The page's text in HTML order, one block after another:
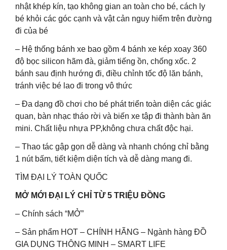
nhật khép kín, tạo không gian an toàn cho bé, cách ly
bé khỏi các góc cạnh và vật cản nguy hiểm trên đường
đi của bé
– Hệ thống bánh xe bao gồm 4 bánh xe kép xoay 360
độ bọc silicon hãm đà, giảm tiếng ồn, chống xốc. 2
bánh sau định hướng đi, điều chỉnh tốc độ lăn bánh,
tránh việc bé lao đi trong vô thức
– Đa dạng đồ chơi cho bé phát triển toàn diện các giác
quan, bàn nhạc tháo rời và biến xe tập đi thành bàn ăn
mini. Chất liệu nhựa PP,không chưa chất độc hại.
– Thao tác gập gọn dễ dàng và nhanh chóng chỉ bằng
1 nút bấm, tiết kiệm diện tích và dễ dàng mang đi.
TÌM ĐẠI LÝ TOÀN QUỐC
MỞ MỚI ĐẠI LÝ CHỈ TỪ 5 TRIỆU ĐỒNG
– Chính sách “MỞ”
– Sản phẩm HOT – CHÍNH HÃNG – Ngành hàng ĐỒ
GIA DỤNG THÔNG MINH – SMART LIFE